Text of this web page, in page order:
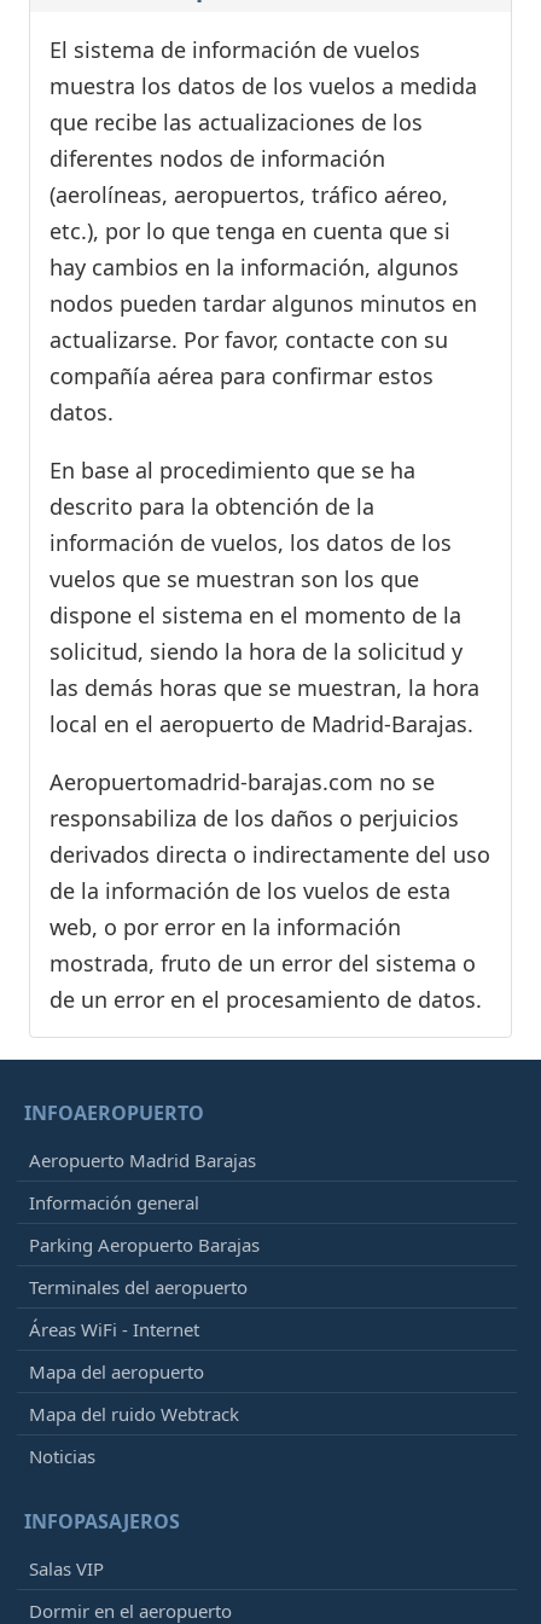
El sistema de información de vuelos
muestra los datos de los vuelos a medida
que recibe las actualizaciones de los
diferentes nodos de información
(aerolíneas, aeropuertos, tráfico aéreo,
etc.), por lo que tenga en cuenta que si
hay cambios en la información, algunos
nodos pueden tardar algunos minutos en
actualizarse. Por favor, contacte con su
compañía aérea para confirmar estos
datos.
En base al procedimiento que se ha
descrito para la obtención de la
información de vuelos, los datos de los
vuelos que se muestran son los que
dispone el sistema en el momento de la
solicitud, siendo la hora de la solicitud y
las demás horas que se muestran, la hora
local en el aeropuerto de Madrid-Barajas.
Aeropuertomadrid-barajas.com no se
responsabiliza de los daños o perjuicios
derivados directa o indirectamente del uso
de la información de los vuelos de esta
web, o por error en la información
mostrada, fruto de un error del sistema o
de un error en el procesamiento de datos.
INFOAEROPUERTO
Aeropuerto Madrid Barajas
Información general
Parking Aeropuerto Barajas
Terminales del aeropuerto
Áreas WiFi - Internet
Mapa del aeropuerto
Mapa del ruido Webtrack
Noticias
INFOPASAJEROS
Salas VIP
Dormir en el aeropuerto